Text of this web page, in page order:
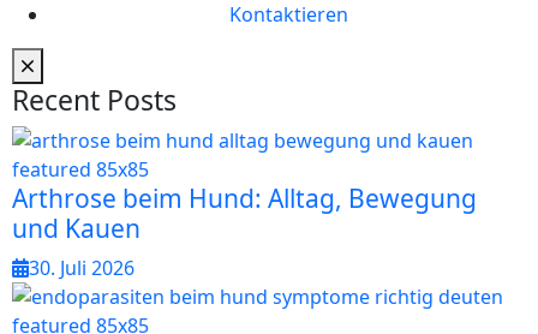
Kontaktieren
Recent Posts
Arthrose beim Hund: Alltag, Bewegung
und Kauen
30. Juli 2026